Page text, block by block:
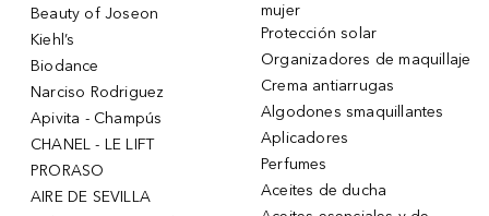
Beauty of Joseon
Kiehl’s
Biodance
Narciso Rodriguez
Apivita - Champús
CHANEL - LE LIFT
PRORASO
AIRE DE SEVILLA
mujer
Protección solar
Organizadores de maquillaje
Crema antiarrugas
Algodones smaquillantes
Aplicadores
Perfumes
Aceites de ducha